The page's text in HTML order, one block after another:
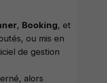
, Booking, et
ou mis en
de gestion
alors